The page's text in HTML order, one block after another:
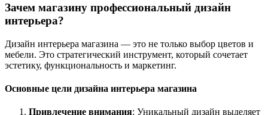
Зачем магазину профессиональный дизайн
интерьера?
Дизайн интерьера магазина — это не только выбор цветов и
мебели. Это стратегический инструмент, который сочетает
эстетику, функциональность и маркетинг.
Основные цели дизайна интерьера магазина
Привлечение внимания: Уникальный дизайн выделяет